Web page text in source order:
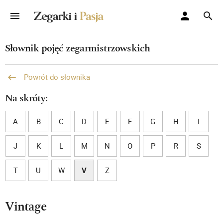
Słownik pojęć zegarmistrzowskich
Powrót do słownika
Na skróty:
A B C D E F G H I
J K L M N O P R S
T U W V Z
Vintage